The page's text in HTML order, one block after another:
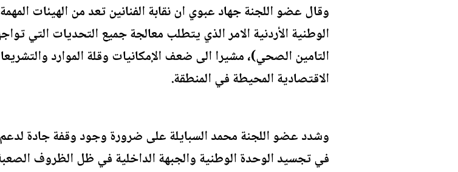
وقال عضو اللجنة جهاد عبوي ان نقابة الفنانين تعد من الهيئات
الوطنية الأردنية الامر الذي يتطلب معالجة جميع التحديات التي
التامين الصحي)، مشيرا الى ضعف الإمكانيات وقلة الموارد
الاقتصادية المحيطة في المنطقة.
وشدد عضو اللجنة محمد السبايلة على ضرورة وجود وقفة جادة لدعم
في تجسيد الوحدة الوطنية والجبهة الداخلية في ظل الظروف